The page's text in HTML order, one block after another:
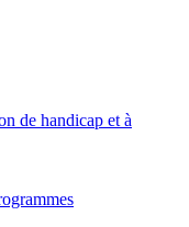
de handicap et à